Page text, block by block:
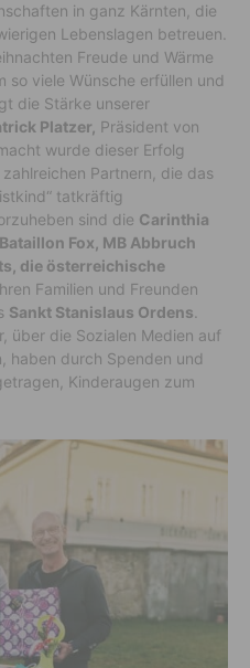
in ganz Kärnten, die
Lebenslagen betreuen.
Freude und Wärme
so viele Wünsche erfüllen und
die Stärke unserer
Platzer, Präsident von
wurde dieser Erfolg
Partnern, die das
tatkräftig
sind die Carinthia
Bataillon Fox, MB Abbruch
die österreichische
Familien und Freunden
Sankt Stanislaus Ordens
über die Sozialen Medien auf
haben durch Spenden und
Kinderaugen zum